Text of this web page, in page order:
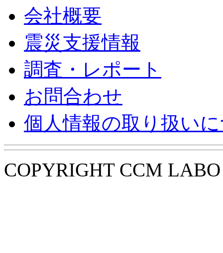
会社概要
震災支援情報
調査・レポート
お問合わせ
個人情報の取り扱い
COPYRIGHT CCM